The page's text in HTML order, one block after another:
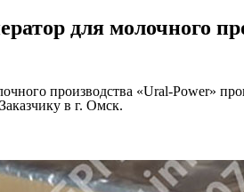
для молочного
производства «Ural-Power»
в г. Омск.